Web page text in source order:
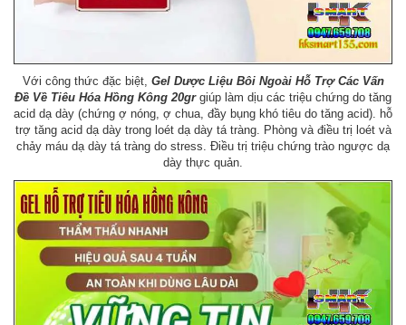
Với công thức đặc biệt, Gel Dược Liệu Bôi Ngoài Hỗ Trợ Các Vấn
Đề Về Tiêu Hóa Hồng Kông 20gr giúp làm dịu các triệu chứng do tăng
acid dạ dày (chứng ợ nóng, ợ chua, đầy bụng khó tiêu do tăng acid). hỗ
trợ tăng acid dạ dày trong loét dạ dày tá tràng. Phòng và điều trị loét và
chảy máu dạ dày tá tràng do stress. Điều trị triệu chứng trào ngược dạ
dày thực quản.